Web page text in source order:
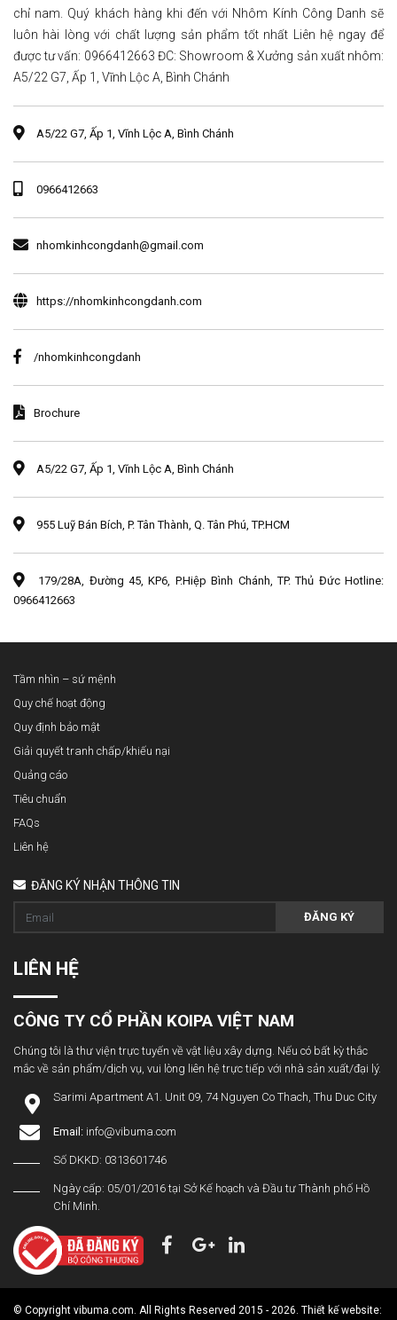
chỉ nam. Quý khách hàng khi đến với Nhôm Kính Công Danh sẽ
luôn hài lòng với chất lượng sản phẩm tốt nhất Liên hệ ngay để
được tư vấn: 0966412663 ĐC: Showroom & Xưởng sản xuất nhôm:
A5/22 G7, Ấp 1, Vĩnh Lộc A, Bình Chánh
A5/22 G7, Ấp 1, Vĩnh Lộc A, Bình Chánh
0966412663
nhomkinhcongdanh@gmail.com
https://nhomkinhcongdanh.com
/nhomkinhcongdanh
Brochure
A5/22 G7, Ấp 1, Vĩnh Lộc A, Bình Chánh
955 Luỹ Bán Bích, P. Tân Thành, Q. Tân Phú, TP.HCM
179/28A, Đường 45, KP6, P.Hiệp Bình Chánh, TP. Thủ Đức Hotline:
0966412663
Tầm nhìn – sứ mệnh
Quy chế hoạt động
Quy định bảo mật
Giải quyết tranh chấp/khiếu nại
Quảng cáo
Tiêu chuẩn
FAQs
Liên hệ
ĐĂNG KÝ NHẬN THÔNG TIN
ĐĂNG KÝ
LIÊN HỆ
CÔNG TY CỔ PHẦN KOIPA VIỆT NAM
Chúng tôi là thư viện trực tuyến về vật liệu xây dựng. Nếu có bất kỳ thắc
mắc về sản phẩm/dịch vụ, vui lòng liên hệ trực tiếp với nhà sản xuất/đại lý.
Sarimi Apartment A1. Unit 09, 74 Nguyen Co Thach, Thu Duc City
Email: info@vibuma.com
Số DKKD: 0313601746
Ngày cấp: 05/01/2016 tại Sở Kế hoạch và Đầu tư Thành phố Hồ
Chí Minh.
© Copyright vibuma.com. All Rights Reserved 2015 - 2026. Thiết kế website: